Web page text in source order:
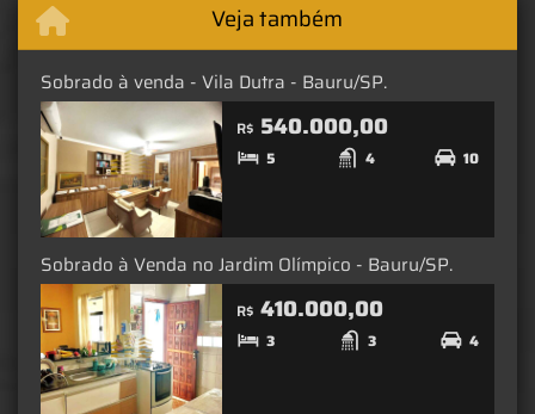
Veja também
Sobrado à venda - Vila Dutra - Bauru/SP.
R$ 540.000,00
5 4 10
Sobrado à Venda no Jardim Olímpico - Bauru/SP.
R$ 410.000,00
3 3 4